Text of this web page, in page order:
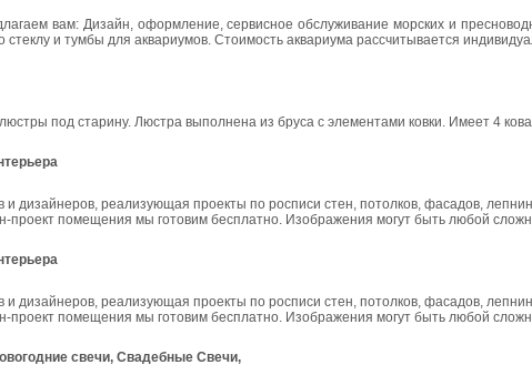
вам: Дизайн, оформление, сервисное обслуживание морских и
и тумбы для аквариумов. Стоимость аквариума рассчитывается
под старину. Люстра выполнена из бруса с элементами ковки. Имеет 4
и дизайнеров, реализующая проекты по росписи стен, потолков, фасадов,
проект помещения мы готовим бесплатно. Изображения могут быть любой
и дизайнеров, реализующая проекты по росписи стен, потолков, фасадов,
проект помещения мы готовим бесплатно. Изображения могут быть любой
свечи, Свадебные Свечи,